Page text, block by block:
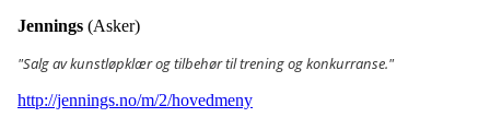
Jennings (Asker)
"Salg av kunstløpklær og tilbehør til trening og konkurranse."
http://jennings.no/m/2/hovedmeny